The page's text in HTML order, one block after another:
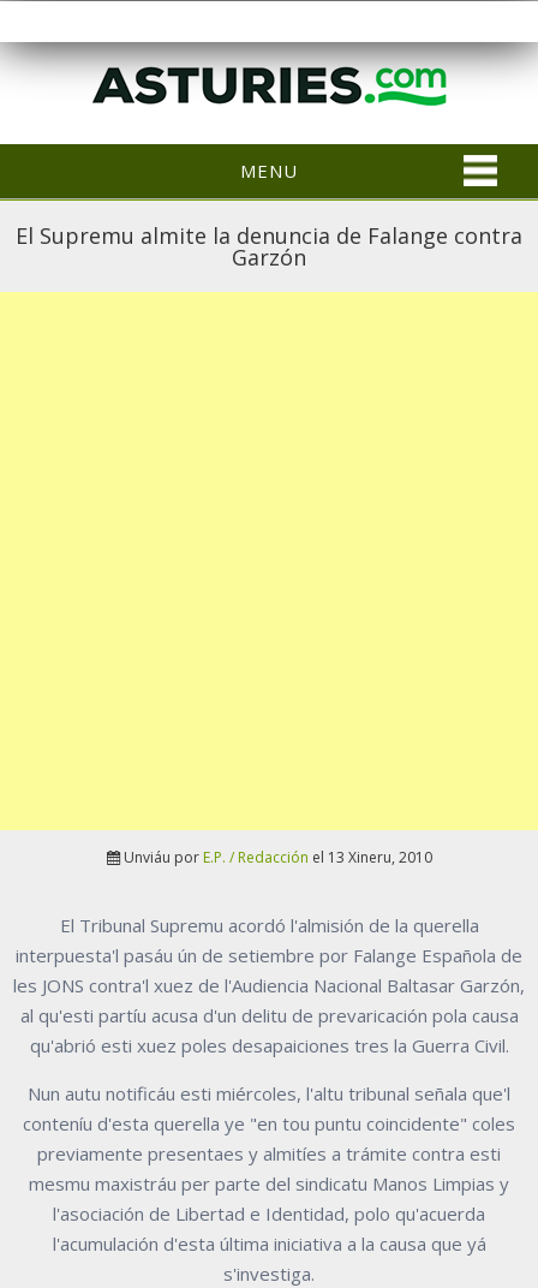
MENU
El Supremu almite la denuncia de Falange contra
Garzón
Unviáu por E.P. / Redacción el 13 Xineru, 2010
El Tribunal Supremu acordó l'almisión de la querella
interpuesta'l pasáu ún de setiembre por Falange Española de
les JONS contra'l xuez de l'Audiencia Nacional Baltasar Garzón,
al qu'esti partíu acusa d'un delitu de prevaricación pola causa
qu'abrió esti xuez poles desapaiciones tres la Guerra Civil.
Nun autu notificáu esti miércoles, l'altu tribunal señala que'l
conteníu d'esta querella ye "en tou puntu coincidente" coles
previamente presentaes y almitíes a trámite contra esti
mesmu maxistráu per parte del sindicatu Manos Limpias y
l'asociación de Libertad e Identidad, polo qu'acuerda
l'acumulación d'esta última iniciativa a la causa que yá
s'investiga.